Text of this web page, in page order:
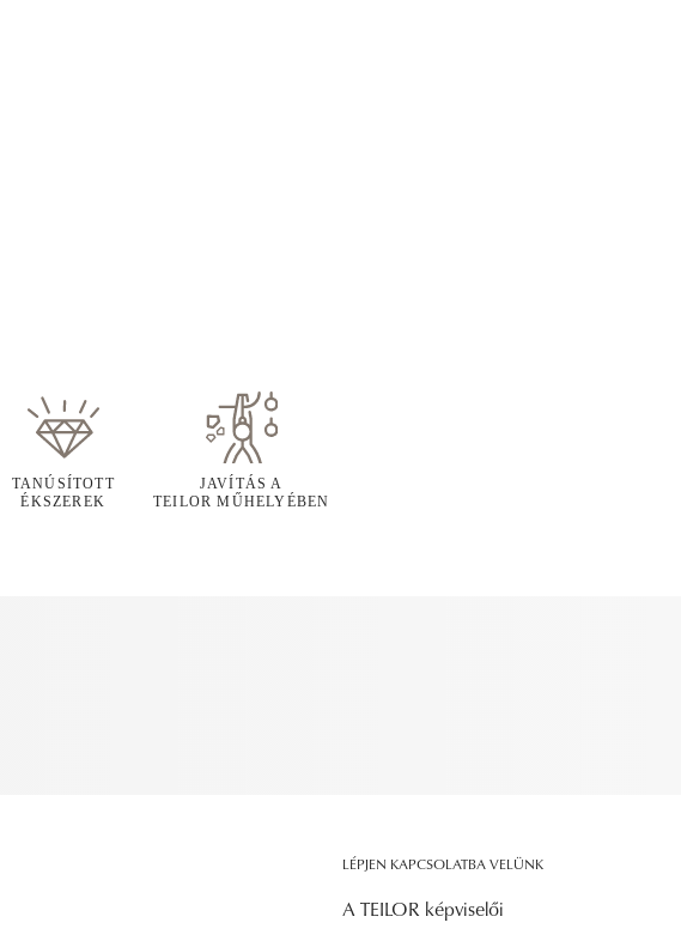
TANÚSÍTOTT
ÉKSZEREK
JAVÍTÁS A
TEILOR MŰHELYÉBEN
LÉPJEN KAPCSOLATBA VELÜNK
A TEILOR képviselői